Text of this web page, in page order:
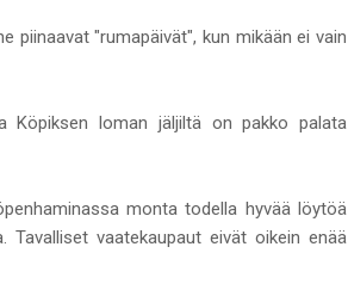
piinaavat "rumapäivät", kun mikään ei vain
Köpiksen loman jäljiltä on pakko palata
monta todella hyvää löytöä
Tavalliset vaatekaupaut eivät oikein enää